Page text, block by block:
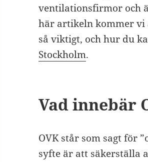
ventilationsfirmor och
här artikeln kommer vi
så viktigt, och hur du
Stockholm.
Vad innebär
OVK står som sagt för
syfte är att säkerställa